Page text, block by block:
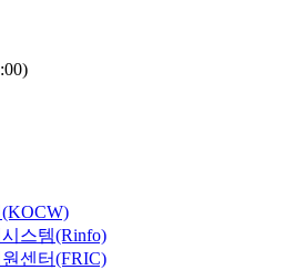
스템(Rinfo)
센터(FRIC)